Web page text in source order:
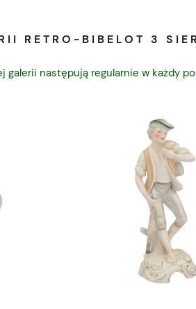
RETRO-BIBELOT 3
galerii następują regularnie w każdy